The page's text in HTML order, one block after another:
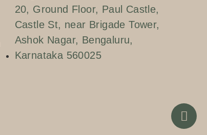
20, Ground Floor, Paul Castle,
Castle St, near Brigade Tower,
Ashok Nagar, Bengaluru,
Karnataka 560025